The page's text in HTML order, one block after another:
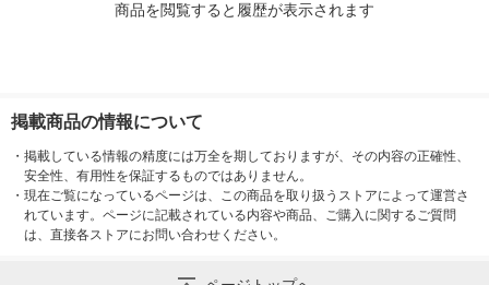
商品を閲覧すると履歴が表示されます
掲載商品の情報について
・ 掲載している情報の精度には万全を期しておりますが、その内容の正確性、
安全性、有用性を保証するものではありません。
・ 現在ご覧になっているページは、この商品を取り扱うストアによって運営さ
れています。ページに記載されている内容や商品、ご購入に関するご質問
は、直接各ストアにお問い合わせください。